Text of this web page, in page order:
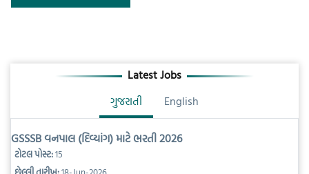
Latest Jobs
ગુજરાતી
English
GSSSB વનપાલ (દિવ્યાંગ) માટે ભરતી 2026
ટોટલ પોસ્ટ:15